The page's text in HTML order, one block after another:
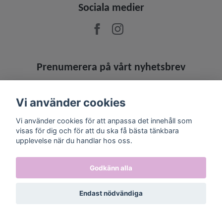
Sociala medier
Prenumerera på vårt nyhetsbrev
Powered by Quickbutik
Vi använder cookies
Vi använder cookies för att anpassa det innehåll som
visas för dig och för att du ska få bästa tänkbara
upplevelse när du handlar hos oss.
Godkänn alla
Endast nödvändiga